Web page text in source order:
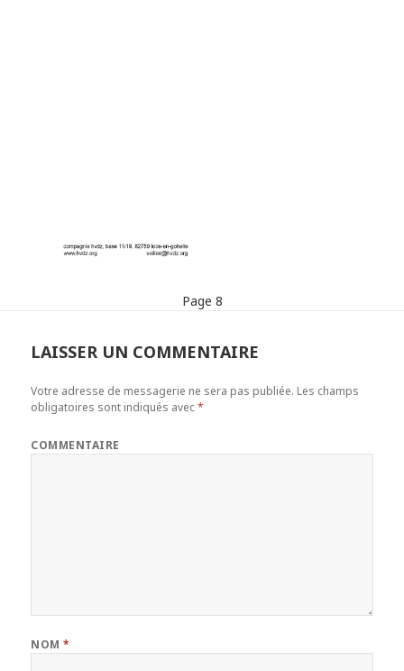
Page 8
LAISSER UN COMMENTAIRE
Votre adresse de messagerie ne sera pas publiée. Les champs
obligatoires sont indiqués avec*
COMMENTAIRE
NOM*